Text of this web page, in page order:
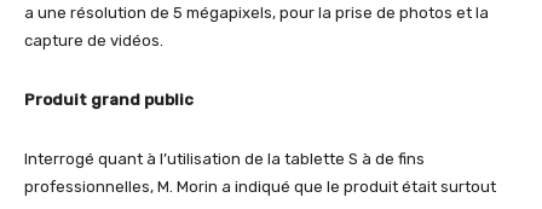
a une résolution de 5 mégapixels, pour la prise de photos et la
capture de vidéos.
Produit grand public
Interrogé quant à l’utilisation de la tablette S à de fins
professionnelles, M. Morin a indiqué que le produit était surtout